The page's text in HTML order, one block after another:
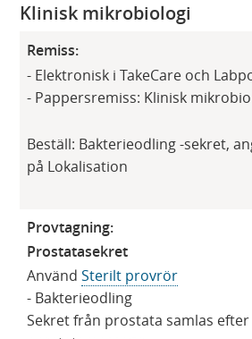
Klinisk mikrobiologi
Remiss:
- Elektronisk i TakeCare och
- Pappersremiss: Klinisk
Beställ: Bakterieodling -sekret,
på Lokalisation
Provtagning:
Prostatasekret
AnvändSterilt provrör
- Bakterieodling
Sekret från prostata samlas efter